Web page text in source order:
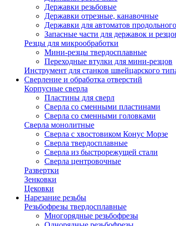
Державки резьбовые
Державки отрезные, канавочные
Державки для автоматов
Запасные части для державок и
Резцы для микрообработки
Мини-резцы твердосплавные
Переходные втулки для мини-резцов
Инструмент для станков швейцарского
Сверление и обработка отверстий
Корпусные сверла
Пластины для сверл
Сверла со сменными пластинами
Сверла со сменными головками
Сверла монолитные
Сверла с хвостовиком Конус Морзе
Сверла твердосплавные
Сверла из быстрорежущей стали
Сверла центровочные
Развертки
Зенковки
Цековки
Нарезание резьбы
Резьбофрезы твердосплавные
Многорядные резьбофрезы